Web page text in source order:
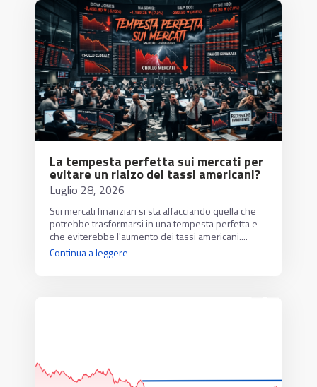
La tempesta perfetta sui mercati per
evitare un rialzo dei tassi americani?
Luglio 28, 2026
Sui mercati finanziari si sta affacciando quella che
potrebbe trasformarsi in una tempesta perfetta e
che eviterebbe l'aumento dei tassi americani....
Continua a leggere